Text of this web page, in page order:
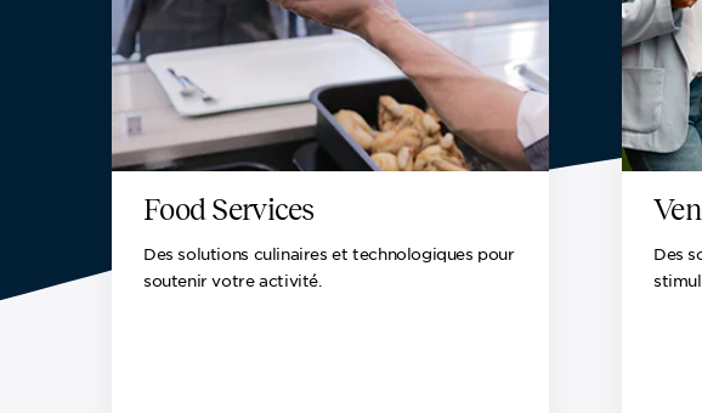
Food Services
Des solutions culinaires et technologiques pour
soutenir votre activité.
Des